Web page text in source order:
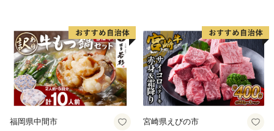
福岡県中間市 宮崎県えびの市